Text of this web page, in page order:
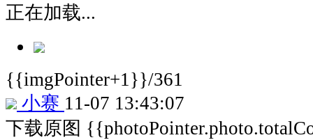
正在加载...
{{imgPointer+1}}/361
小赛 11-07 13:43:07
下载原图